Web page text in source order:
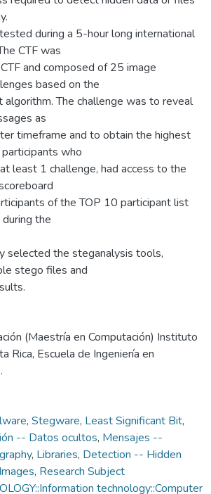
during a 5-hour long international
CTF was
and composed of 25 image
based on the
algorithm. The challenge was to reveal
as
timeframe and to obtain the highest
who
least 1 challenge, had access to the
of the TOP 10 participant list
the
selected the steganalysis tools,
stego files and
(Maestría en Computación) Instituto
Rica, Escuela de Ingeniería en
, Stegware, Least Significant Bit,
-- Datos ocultos, Mensajes --
, Libraries, Detection -- Hidden
, Research Subject
technology::Computer